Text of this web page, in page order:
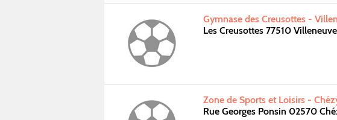
Gymnase des Creusottes -
Les Creusottes 77510
Zone de Sports et Loisirs -
Rue Georges Ponsin 02570